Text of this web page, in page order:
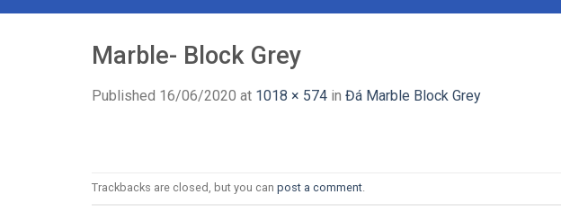
Marble- Block Grey
Published 16/06/2020 at 1018 × 574 in Đá Marble Block Grey
Trackbacks are closed, but you can post a comment